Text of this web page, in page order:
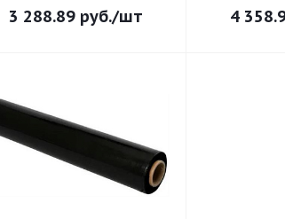
3 288.89 руб./шт 4